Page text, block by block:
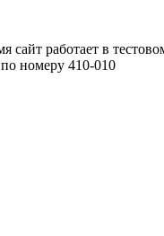
работает в
номеру 410-010